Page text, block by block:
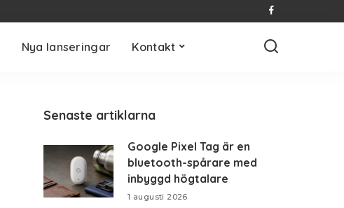
Nya lanseringar Kontakt
Senaste artiklarna
Google Pixel Tag är en
bluetooth-spårare med
inbyggd högtalare
1 augusti 2026